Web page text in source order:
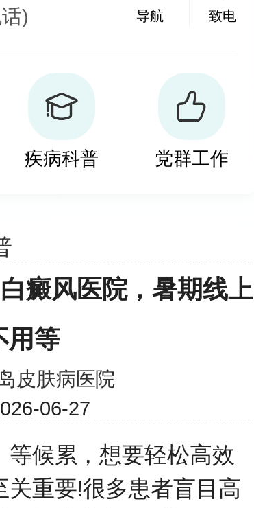
线、308准分子激光以及
表皮移植、微小皮片移
。
)
导航 致电
疾病科普 党群工作
癜风医院，暑期线上
用等
皮肤病医院
06-27
候累，想要轻松高效
重要!很多患者盲目高